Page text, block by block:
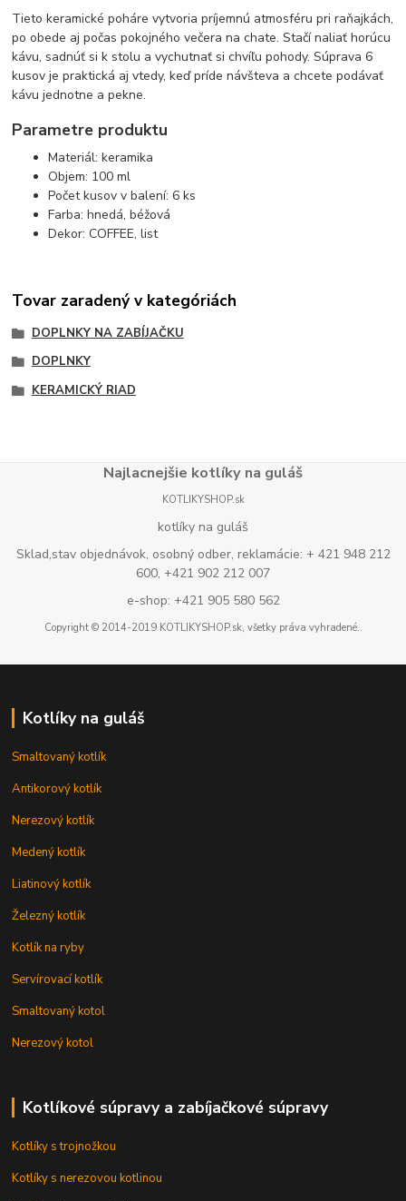
Tieto keramické poháre vytvoria príjemnú atmosféru pri raňajkách,
po obede aj počas pokojného večera na chate. Stačí naliať horúcu
kávu, sadnúť si k stolu a vychutnať si chvíľu pohody. Súprava 6
kusov je praktická aj vtedy, keď príde návšteva a chcete podávať
kávu jednotne a pekne.
Parametre produktu
Materiál: keramika
Objem: 100 ml
Počet kusov v balení: 6 ks
Farba: hnedá, béžová
Dekor: COFFEE, list
Tovar zaradený v kategóriách
DOPLNKY NA ZABÍJAČKU
DOPLNKY
KERAMICKÝ RIAD
Najlacnejšie kotlíky na guláš
KOTLIKYSHOP.sk
kotlíky na guláš
Sklad,stav objednávok, osobný odber, reklamácie: + 421 948 212
600, +421 902 212 007
e-shop: +421 905 580 562
Copyright © 2014-2019 KOTLIKYSHOP.sk, všetky práva vyhradené..
Kotlíky na guláš
Smaltovaný kotlík
Antikorový kotlík
Nerezový kotlík
Medený kotlík
Liatinový kotlík
Železný kotlík
Kotlík na ryby
Servírovací kotlík
Smaltovaný kotol
Nerezový kotol
Kotlíkové súpravy a zabíjačkové súpravy
Kotlíky s trojnožkou
Kotlíky s nerezovou kotlinou